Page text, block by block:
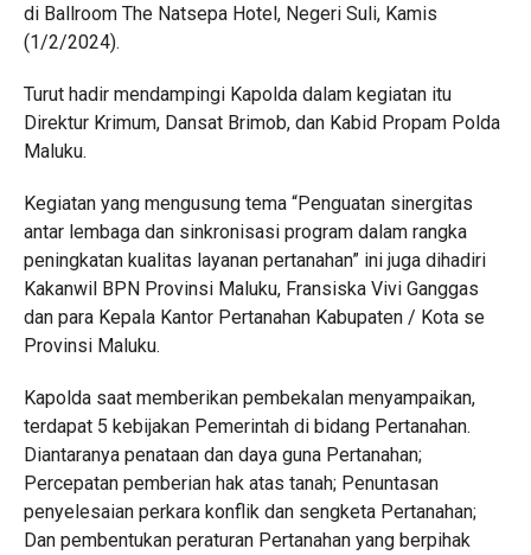
di Ballroom The Natsepa Hotel, Negeri Suli, Kamis
(1/2/2024).
Turut hadir mendampingi Kapolda dalam kegiatan itu
Direktur Krimum, Dansat Brimob, dan Kabid Propam Polda
Maluku.
Kegiatan yang mengusung tema “Penguatan sinergitas
antar lembaga dan sinkronisasi program dalam rangka
peningkatan kualitas layanan pertanahan” ini juga dihadiri
Kakanwil BPN Provinsi Maluku, Fransiska Vivi Ganggas
dan para Kepala Kantor Pertanahan Kabupaten / Kota se
Provinsi Maluku.
Kapolda saat memberikan pembekalan menyampaikan,
terdapat 5 kebijakan Pemerintah di bidang Pertanahan.
Diantaranya penataan dan daya guna Pertanahan;
Percepatan pemberian hak atas tanah; Penuntasan
penyelesaian perkara konflik dan sengketa Pertanahan;
Dan pembentukan peraturan Pertanahan yang berpihak